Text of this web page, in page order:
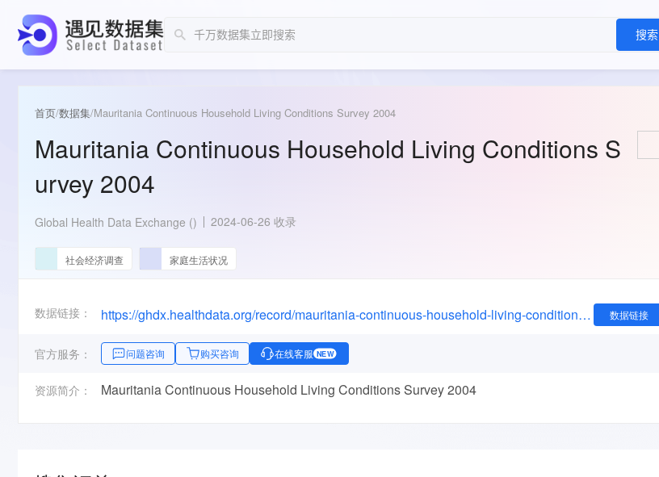
搜索
首页/数据集/Mauritania Continuous Household Living Conditions Survey 2004
Mauritania Continuous Household Living Conditions S
urvey 2004
Global Health Data Exchange () 2024-06-26 收录
社会经济调查 家庭生活状况
数据链接： https://ghdx.healthdata.org/record/mauritania-continuous-household-living-conditions-survey-2004 数据链接
官方服务： 问题咨询 购买咨询 在线客服 NEW
资源简介： Mauritania Continuous Household Living Conditions Survey 2004